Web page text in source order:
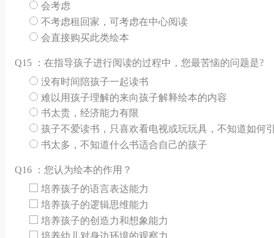
会考虑
不考虑租回家，可考虑在中心阅读
会直接购买此类绘本
Q15 ：在指导孩子进行阅读的过程中，您最苦恼的问题是?
没有时间陪孩子一起读书
难以用孩子理解的来向孩子解释绘本的内容
书太贵，经济能力有限
孩子不爱读书，只喜欢看电视或玩玩具，不知道如何
书太多，不知道什么书适合自己的孩子
Q16 ：您认为绘本的作用？
培养孩子的语言表达能力
培养孩子的逻辑思维能力
培养孩子的创造力和想象能力